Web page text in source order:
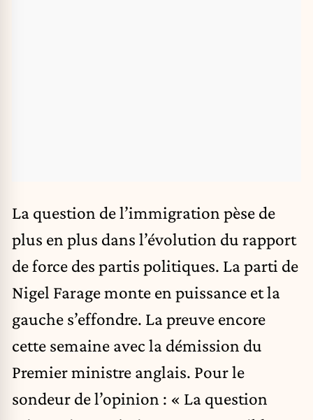
La question del’immigration pèse de
plus en plus dans l’évolution du rapport
de force des partis politiques. La parti de
Nigel Faragemonte en puissance et la
gauche s’effondre. La preuve encore
cette semaine avec la démission du
Premier ministre anglais. Pour le
sondeur de l’opinion : « La question